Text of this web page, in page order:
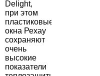
Delight,
при этом
пластиковые
окна Рехау
сохраняют
очень
высокие
показатели